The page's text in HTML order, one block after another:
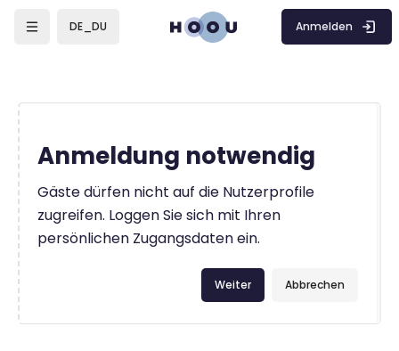
DE_DU Anmelden
Anmeldung notwendig
Gäste dürfen nicht auf die Nutzerprofile
zugreifen. Loggen Sie sich mit Ihren
persönlichen Zugangsdaten ein.
Abbrechen
Weiter